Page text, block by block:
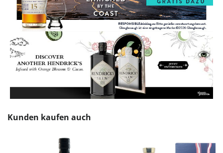
Produktgalerie überspringen
Kunden kaufen auch